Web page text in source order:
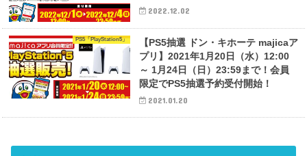
2022.12.02
PS5「PlayStation5」
【PS5抽選 ドン・キホーテ majicaア
プリ】2021年1月20日（水）12:00
～ 1月24日（日）23:59まで！会員
限定でPS5抽選予約受付開始！
2021.01.20